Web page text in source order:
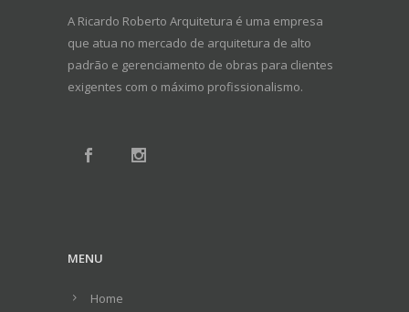
A Ricardo Roberto Arquitetura é uma empresa
que atua no mercado de arquitetura de alto
padrão e gerenciamento de obras para clientes
exigentes com o máximo profissionalismo.
MENU
Home